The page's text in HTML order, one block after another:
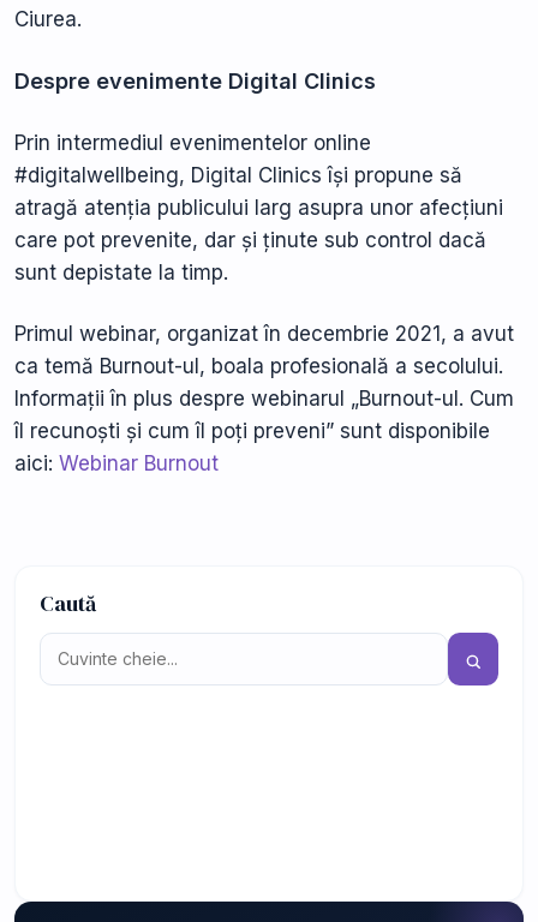
Ciurea.
Despre evenimente Digital Clinics
Prin intermediul evenimentelor online
#digitalwellbeing, Digital Clinics își propune să
atragă atenția publicului larg asupra unor afecțiuni
care pot prevenite, dar și ținute sub control dacă
sunt depistate la timp.
Primul webinar, organizat în decembrie 2021, a avut
ca temă Burnout-ul, boala profesională a secolului.
Informații în plus despre webinarul „Burnout-ul. Cum
îl recunoști și cum îl poți preveni” sunt disponibile
aici: Webinar Burnout
Caută